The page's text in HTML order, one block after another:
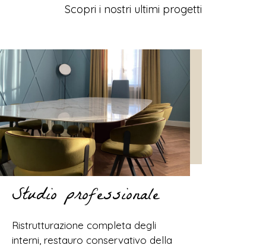
Scopri i nostri ultimi progetti
Studio professionale
Ristrutturazione completa degli
interni, restauro conservativo della